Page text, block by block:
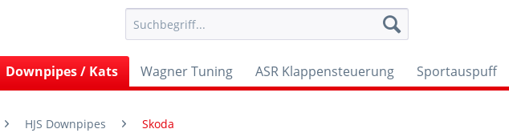
Downpipes / Kats Wagner Tuning ASR Klappensteuerung Sportauspuff
HJS Downpipes Skoda